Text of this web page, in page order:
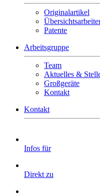
Originalartikel
Patente
Arbeitsgruppe
Team
Aktuelles &
Großgeräte
Kontakt
Kontakt
Infos für
Direkt zu